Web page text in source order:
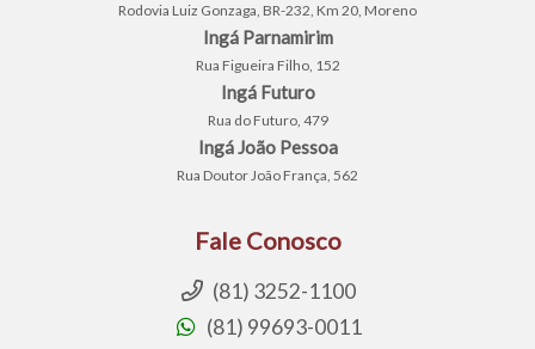
Rodovia Luiz Gonzaga, BR-232, Km 20, Moreno
Ingá Parnamirim
Rua Figueira Filho, 152
Ingá Futuro
Rua do Futuro, 479
Ingá João Pessoa
Rua Doutor João França, 562
Fale Conosco
(81) 3252-1100
(81) 99693-0011